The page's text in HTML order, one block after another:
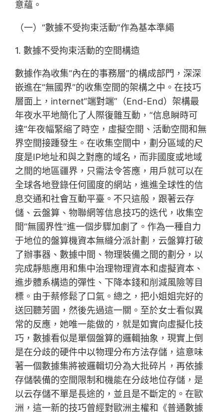
意蘊。
（一）“數據不受拘束活動”作為基本準繩
1. 數據不受拘束活動的空間構造
數據作為收集“內在的事務層”的構成部門，深深
嵌進在“無國界”的收集空間的架構之中。在技巧
層面上，internet“端對端”（End-End）架構最
年夜水平地簡化了人際復雜互動，“信息瞬時可
達”年夜幅緊縮了時空，虛擬空間、活動空間和無
界空間接踵發生。在收集空間中，劃分區域的尺
度是IP地址和與之對應的域名，而非國度或地域
之間的地區疆界，只需法令答應，用戶就可以在
全球各地登錄任何國度的網站，進進全球性的信
息交通和社會互動平臺。不只這般，跟著云存
儲、云盤算、物聯網等信息技巧的迭代，收集空
間“無國界性”進一個步驟加劇了。作為一種自力
于地位的盤算機資本無縫分派計劃，云盤算打破
了辦事器、數據中間、物理裝備之間的劃分，以
完成靜態應用和集中治理物理資本和虛擬資本、
進步體系構造的彈性、下降本錢和削減風險等目
標。由于蔡修鬆了口氣。總之，把小姐姐完好的
送回聽芳園，然後先過這一關。至於女士看似異
常的反應，她唯一能做的，就是如實向虛擬化技
巧，數據看似是單個盤算的邏輯抽象，現實上倒
是在分歧的硬件中以物理分布方法存儲，這意味
著一個數據集將被邏輯切分為大批碎片，再依據
存儲裝備的空間限制和機能在分歧地位存儲，是
以云存儲不單是長途的，並且是不斷定的。在歐
洲，這一新的技巧曾經對歐洲主權和《普通數據